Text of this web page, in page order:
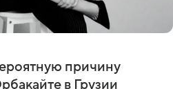
причину
в Грузии